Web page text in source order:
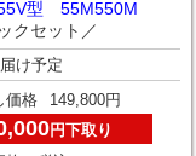
型 55M550M
クセット／
け予定
価格 149,800円
円下取り